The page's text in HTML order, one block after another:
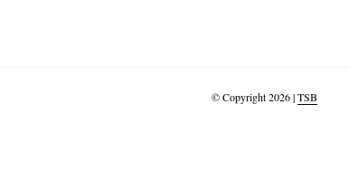
© Copyright 2026 |TSB